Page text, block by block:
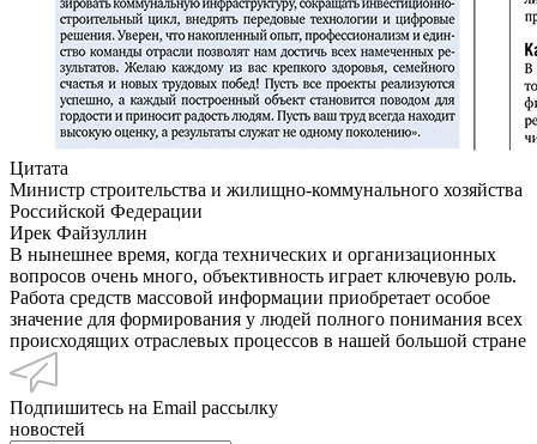
Цитата
Министр строительства и жилищно-коммунального хозяйства
Российской Федерации
Ирек Файзуллин
В нынешнее время, когда технических и организационных
вопросов очень много, объективность играет ключевую роль.
Работа средств массовой информации приобретает особое
значение для формирования у людей полного понимания всех
происходящих отраслевых процессов в нашей большой стране
Подпишитесь на Email рассылку
новостей